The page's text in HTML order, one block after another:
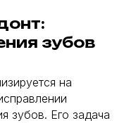
зубов
на
зубов. Его задача